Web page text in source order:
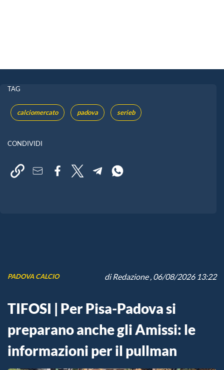
TAG
calciomercato padova serieb
CONDIVIDI
PADOVA CALCIO diRedazione, 06/08/2026 13:22
TIFOSI | Per Pisa-Padova si
preparano anche gli Amissi: le
informazioni per il pullman